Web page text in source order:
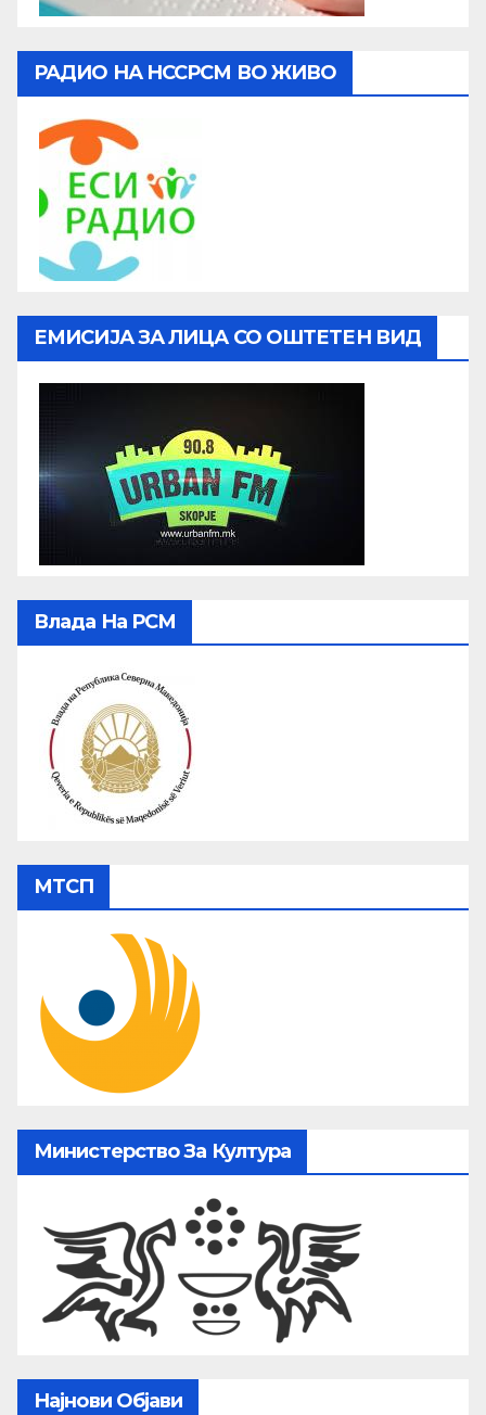
РАДИО НА НССРСМ ВО ЖИВО
ЕМИСИЈА ЗА ЛИЦА СО ОШТЕТЕН ВИД
Влада На РСМ
МТСП
Министерство За Култура
Најнови Објави